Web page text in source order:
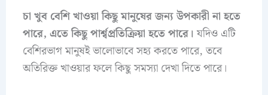
চা খুব বেশি খাওয়া কিছু মানুষের জন্য উপকারী না হতে
পারে, এতে কিছু পার্শ্বপ্রতিক্রিয়া হতে পারে। যদিও এটি
বেশিরভাগ মানুষই ভালোভাবে সহ্য করতে পারে, তবে
অতিরিক্ত খাওয়ার ফলে কিছু সমস্যা দেখা দিতে পারে।